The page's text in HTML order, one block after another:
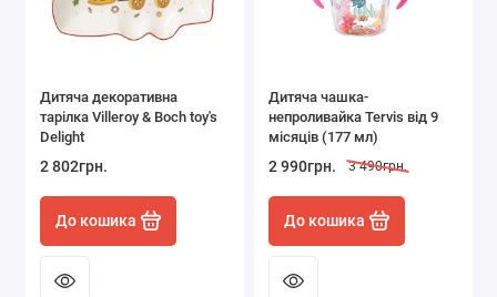
Дитяча декоративна
тарілка Villeroy & Boch toy's
Delight
2 802грн.
До кошика
Дитяча чашка-
непроливайка Tervis від 9
місяців (177 мл)
2 990грн. 3 490грн.
До кошика